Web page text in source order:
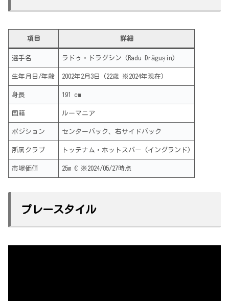
項目 詳細
選手名 ラドゥ・ドラグシン (Radu Drăgușin)
生年月日/年齢 2002年2月3日 (22歳 ※2024年現在)
身長 191 cm
国籍 ルーマニア
ポジション センターバック、右サイドバック
所属クラブ トッテナム・ホットスパー (イングランド)
市場価値 25m € ※2024/05/27時点
プレースタイル